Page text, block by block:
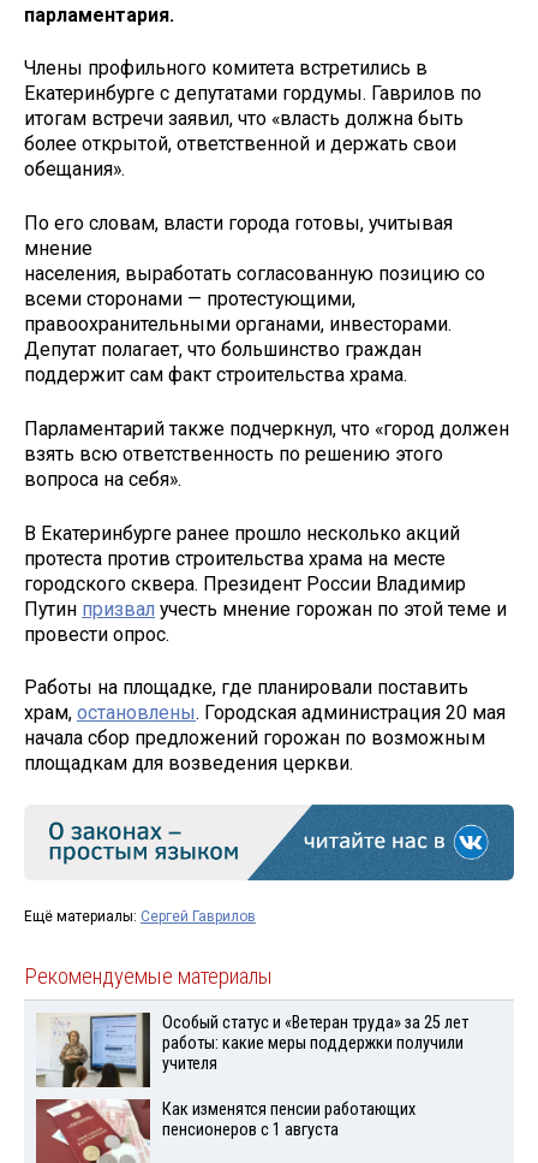
парламентария.
Члены профильного комитета встретились в
Екатеринбурге с депутатами гордумы. Гаврилов по
итогам встречи заявил, что «власть должна быть
более открытой, ответственной и держать свои
обещания».
По его словам, власти города готовы, учитывая
мнение
населения, выработать согласованную позицию со
всеми сторонами — протестующими,
правоохранительными органами, инвесторами.
Депутат полагает, что большинство граждан
поддержит сам факт строительства храма.
Парламентарий также подчеркнул, что «город должен
взять всю ответственность по решению этого
вопроса на себя».
В Екатеринбурге ранее прошло несколько акций
протеста против строительства храма на месте
городского сквера. Президент России Владимир
Путин призвал учесть мнение горожан по этой теме и
провести опрос.
Работы на площадке, где планировали поставить
храм, остановлены. Городская администрация 20 мая
начала сбор предложений горожан по возможным
площадкам для возведения церкви.
Ещё материалы: Сергей Гаврилов
Рекомендуемые материалы
Особый статус и «Ветеран труда» за 25 лет
работы: какие меры поддержки получили
учителя
Как изменятся пенсии работающих
пенсионеров с 1 августа